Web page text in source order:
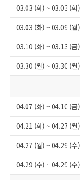
03.03 (화) ~ 03.03 (화)
03.03 (화) ~ 03.09 (월)
03.10 (화) ~ 03.13 (금)
03.30 (월) ~ 03.30 (월)
04.07 (화) ~ 04.10 (금)
04.21 (화) ~ 04.27 (월)
04.27 (월) ~ 04.29 (수)
04.29 (수) ~ 04.29 (수)